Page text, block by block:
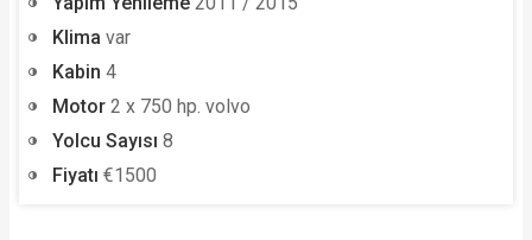
Klima var
Kabin 4
Motor 2 x 750 hp. volvo
Yolcu Sayısı 8
Fiyatı €1500